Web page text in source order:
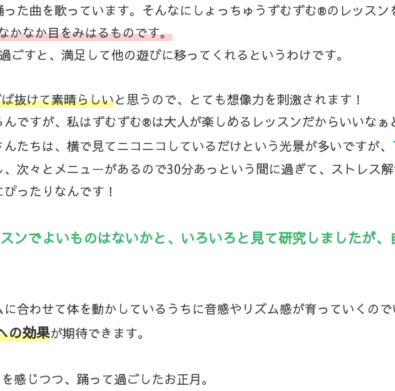
た曲を歌っています。そんなにしょっちゅうずむずむ®のレッス
かなか目をみはるものです。
ごすと、満足して他の遊びに移ってくれるというわけです。
抜けて素晴らしいと思うので、とても想像力を刺激されます！
ですが、私はずむずむ®は大人が楽しめるレッスンだからいいなぁ
たちは、横で見てニコニコしているだけという光景が多いですが、
次々とメニューがあるので30分あっという間に過ぎて、ストレス
ったりなんです！
ンでよいものはないかと、いろいろと見て研究しましたが
合わせて体を動かしているうちに音感やリズム感が育っていくの
の効果が期待できます。
感じつつ、踊って過ごしたお正月。